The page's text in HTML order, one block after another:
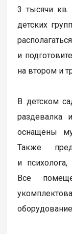
3 тысячи кв.
детских
и
на втором и
В детском
раздевалка
оснащены
Также
и
Все